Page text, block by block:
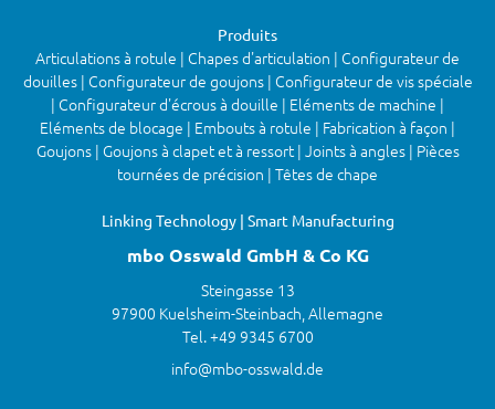
Produits
Articulations à rotule | Chapes d'articulation | Configurateur de
douilles | Configurateur de goujons | Configurateur de vis spéciale
| Configurateur d'écrous à douille | Eléments de machine |
Eléments de blocage | Embouts à rotule | Fabrication à façon |
Goujons | Goujons à clapet et à ressort | Joints à angles | Pièces
tournées de précision | Têtes de chape
Linking Technology | Smart Manufacturing
mbo Osswald GmbH & Co KG
Steingasse 13
97900 Kuelsheim-Steinbach, Allemagne
Tel. +49 9345 6700
info@mbo-osswald.de